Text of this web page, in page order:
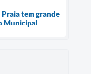
Praia tem grande
Municipal